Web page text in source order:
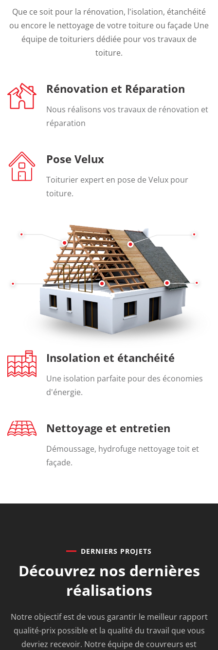
Que ce soit pour la rénovation, l'isolation, étanchéité
ou encore le nettoyage de votre toiture ou façade Une
équipe de toituriers dédiée pour vos travaux de
toiture.
Rénovation et Réparation
Nous réalisons vos travaux de rénovation et
réparation
Pose Velux
Toiturier expert en pose de Velux pour
toiture.
Insolation et étanchéité
Une isolation parfaite pour des économies
d'énergie.
Nettoyage et entretien
Démoussage, hydrofuge nettoyage toit et
façade.
DERNIERS PROJETS
Découvrez nos dernières
réalisations
Notre objectif est de vous garantir le meilleur rapport
qualité-prix possible et la qualité du travail que vous
devriez recevoir. Notre équipe de couvreurs est